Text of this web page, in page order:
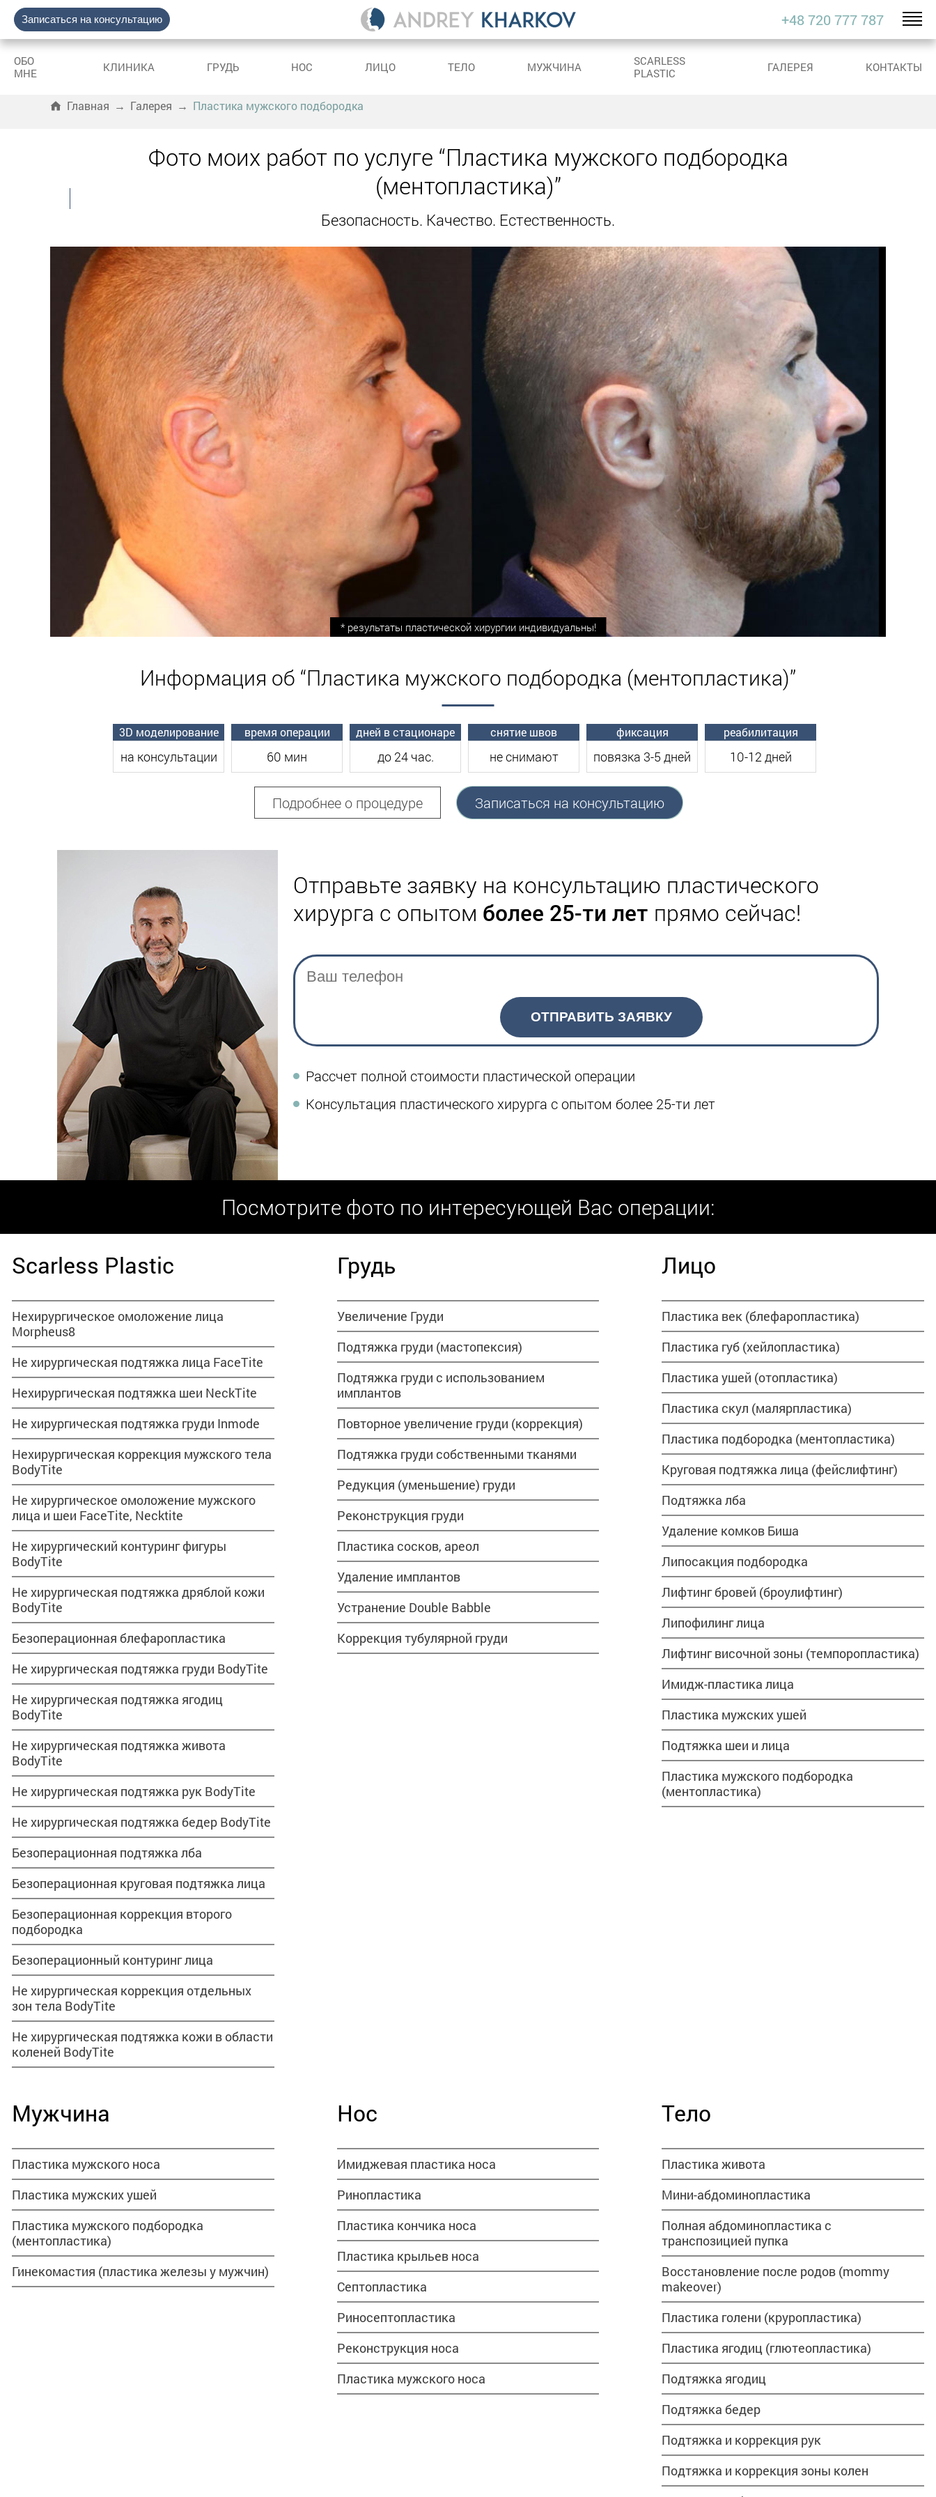
Записаться на консультацию +48 720 777 787
ОБО
МНЕ
КЛИНИКА ГРУДЬ НОС ЛИЦО ТЕЛО МУЖЧИНА
SCARLESS
PLASTIC
ГАЛЕРЕЯ КОНТАКТЫ
Главная → Галерея → Пластика мужского подбородка
Фото моих работ по услуге “Пластика мужского подбородка
(ментопластика)”
Безопасность. Качество. Естественность.
* результаты пластической хирургии индивидуальны!
Информация об “Пластика мужского подбородка (ментопластика)”
3D моделирование
на консультации
время операции
60 мин
дней в стационаре
до 24 час.
снятие швов
не снимают
фиксация
повязка 3-5 дней
реабилитация
10-12 дней
Подробнее о процедуре Записаться на консультацию
Отправьте заявку на консультацию пластического
хирурга с опытом более 25-ти лет прямо сейчас!
ОТПРАВИТЬ ЗАЯВКУ
Рассчет полной стоимости пластической операции
Консультация пластического хирурга с опытом более 25-ти лет
Посмотрите фото по интересующей Вас операции:
Scarless Plastic
Нехирургическое омоложение лица
Morpheus8
Не хирургическая подтяжка лица FaceTite
Нехирургическая подтяжка шеи NeckTite
Не хирургическая подтяжка груди Inmode
Нехирургическая коррекция мужского тела
BodyTite
Не хирургическое омоложение мужского
лица и шеи FaceTite, Necktite
Не хирургический контуринг фигуры
BodyTite
Не хирургическая подтяжка дряблой кожи
BodyTite
Безоперационная блефаропластика
Не хирургическая подтяжка груди BodyTite
Не хирургическая подтяжка ягодиц
BodyTite
Не хирургическая подтяжка живота
BodyTite
Не хирургическая подтяжка рук BodyTite
Не хирургическая подтяжка бедер BodyTite
Безоперационная подтяжка лба
Безоперационная круговая подтяжка лица
Безоперационная коррекция второго
подбородка
Безоперационный контуринг лица
Не хирургическая коррекция отдельных
зон тела BodyTite
Не хирургическая подтяжка кожи в области
коленей BodyTite
Грудь
Увеличение Груди
Подтяжка груди (мастопексия)
Подтяжка груди с использованием
имплантов
Повторное увеличение груди (коррекция)
Подтяжка груди собственными тканями
Редукция (уменьшение) груди
Реконструкция груди
Пластика сосков, ареол
Удаление имплантов
Устранение Double Babble
Коррекция тубулярной груди
Лицо
Пластика век (блефаропластика)
Пластика губ (хейлопластика)
Пластика ушей (отопластика)
Пластика скул (малярпластика)
Пластика подбородка (ментопластика)
Круговая подтяжка лица (фейслифтинг)
Подтяжка лба
Удаление комков Биша
Липосакция подбородка
Лифтинг бровей (броулифтинг)
Липофилинг лица
Лифтинг височной зоны (темпоропластика)
Имидж-пластика лица
Пластика мужских ушей
Подтяжка шеи и лица
Пластика мужского подбородка
(ментопластика)
Мужчина
Пластика мужского носа
Пластика мужских ушей
Пластика мужского подбородка
(ментопластика)
Гинекомастия (пластика железы у мужчин)
Нос
Имиджевая пластика носа
Ринопластика
Пластика кончика носа
Пластика крыльев носа
Септопластика
Риносептопластика
Реконструкция носа
Пластика мужского носа
Тело
Пластика живота
Мини-абдоминопластика
Полная абдоминопластика с
транспозицией пупка
Восстановление после родов (mommy
makeover)
Пластика голени (круропластика)
Пластика ягодиц (глютеопластика)
Подтяжка ягодиц
Подтяжка бедер
Подтяжка и коррекция рук
Подтяжка и коррекция зоны колен